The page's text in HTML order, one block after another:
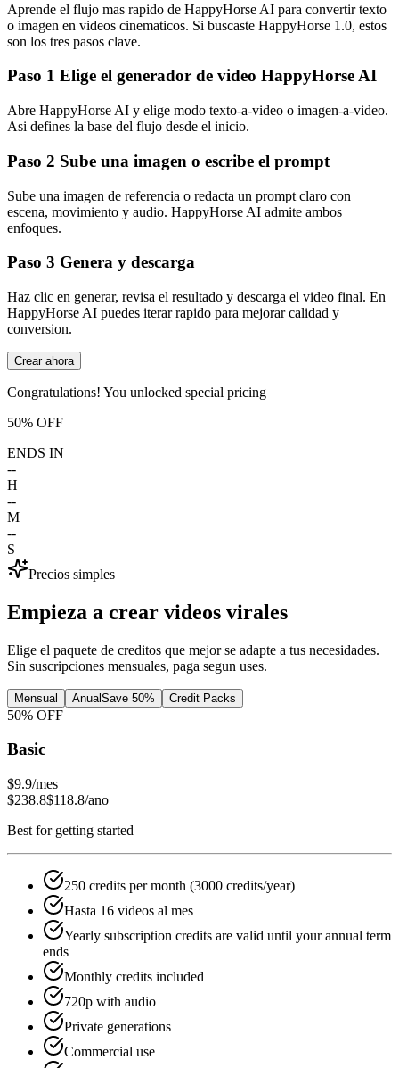
Aprende el flujo mas rapido de HappyHorse AI para convertir texto
o imagen en videos cinematicos. Si buscaste HappyHorse 1.0, estos
son los tres pasos clave.
Paso 1 Elige el generador de video HappyHorse AI
Abre HappyHorse AI y elige modo texto-a-video o imagen-a-video.
Asi defines la base del flujo desde el inicio.
Paso 2 Sube una imagen o escribe el prompt
Sube una imagen de referencia o redacta un prompt claro con
escena, movimiento y audio. HappyHorse AI admite ambos
enfoques.
Paso 3 Genera y descarga
Haz clic en generar, revisa el resultado y descarga el video final. En
HappyHorse AI puedes iterar rapido para mejorar calidad y
conversion.
Crear ahora
Congratulations! You unlocked special pricing
50% OFF
ENDS IN
--
H
--
M
--
S
Precios simples
Empieza a crear videos virales
Elige el paquete de creditos que mejor se adapte a tus necesidades.
Sin suscripciones mensuales, paga segun uses.
Mensual Anual Save 50% Credit Packs
50% OFF
Basic
$9.9/mes
$238.8$118.8/ano
Best for getting started
250 credits per month (3000 credits/year)
Hasta 16 videos al mes
Yearly subscription credits are valid until your annual term
ends
Monthly credits included
720p with audio
Private generations
Commercial use